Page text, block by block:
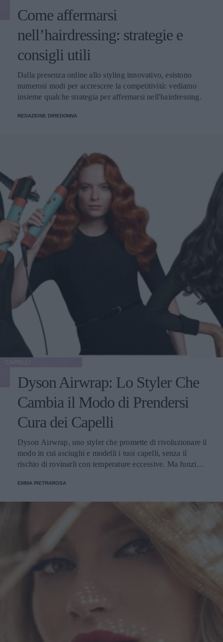
Come affermarsi
nell’hairdressing: strategie e
consigli utili
Dalla presenza online allo styling innovativo, esistono
numerosi modi per accrescere la competitività: vediamo
insieme qualche strategia per affermarsi nell'hairdressing.
REDAZIONE DIREDONNA
Dyson Airwrap: Lo Styler Che
Cambia il Modo di Prendersi
Cura dei Capelli
Dyson Airwrap, uno styler che promette di rivoluzionare il
modo in cui asciughi e modelli i tuoi capelli, senza il
rischio di rovinarli con temperature eccessive. Ma funziona
EMMA PIETRAROSA